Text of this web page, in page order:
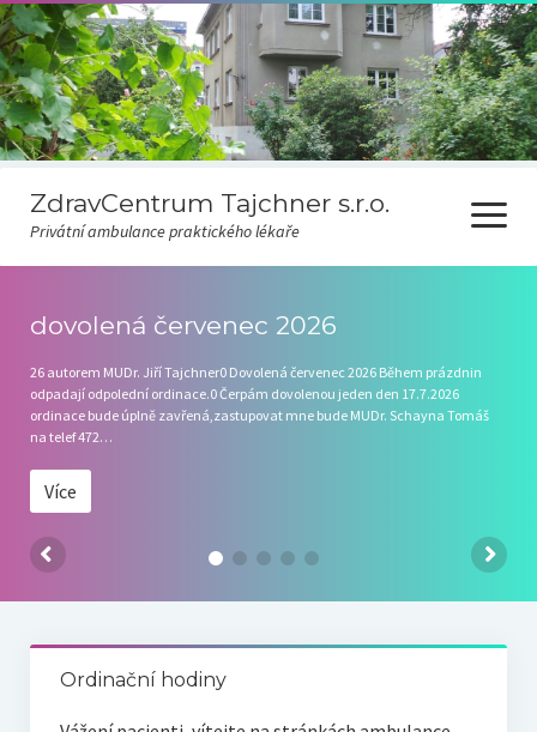
ZdravCentrum Tajchner s.r.o.
Privátní ambulance praktického lékaře
otevřít
menu
Odběr novinek
Ordinační hodiny
Náš tým
Odkazy
dovolená červenec 2026
26 autorem MUDr. Jiří Tajchner0 Dovolená červenec 2026 Během prázdnin
odpadají odpolední ordinace.0 Čerpám dovolenou jeden den 17.7.2026
ordinace bude úplně zavřená,zastupovat mne bude MUDr. Schayna Tomáš
na telef 472…
Více
Ordinační hodiny